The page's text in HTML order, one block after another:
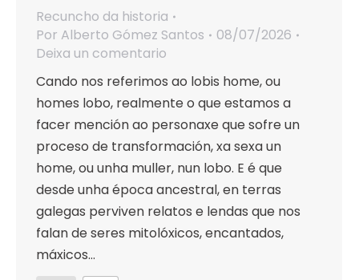
Recuncho da historia
Por Alberto Gómez Santos
08/07/2026
Deixa un comentario
Cando nos referimos ao lobis home, ou
homes lobo, realmente o que estamos a
facer mención ao personaxe que sofre un
proceso de transformación, xa sexa un
home, ou unha muller, nun lobo. E é que
desde unha época ancestral, en terras
galegas perviven relatos e lendas que nos
falan de seres mitolóxicos, encantados,
máxicos…